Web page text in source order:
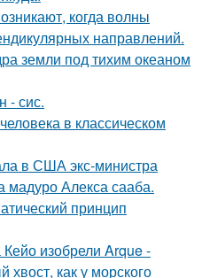
когда волны
направлений.
земли под тихим океаном
- сис.
в классическом
в США экс-министра
мадуро Алекса сааба.
принцип
изобрели Arque -
как у морского